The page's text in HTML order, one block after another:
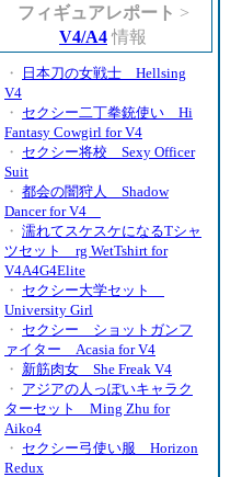
フィギュアレポート >
V4/A4 情報
・
日本刀の女戦士 Hellsing
V4
・ セクシー二丁拳銃使い Hi
Fantasy Cowgirl for V4
・ セクシー将校 Sexy Officer
Suit
・ 都会の闇狩人 Shadow
Dancer for V4
・ 濡れてスケスケになるTシャ
ツセット rg WetTshirt for
V4A4G4Elite
・ セクシー大学セット
University Girl
・ セクシー ショットガンフ
ァイター Acasia for V4
・ 新筋肉女 She Freak V4
・ アジアの人っぽいキャラク
ターセット Ming Zhu for
Aiko4
・ セクシー弓使い服 Horizon
Redux